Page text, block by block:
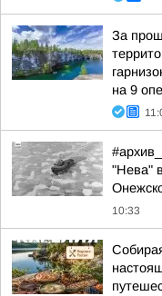
За
на 9
"Нева"
10:33